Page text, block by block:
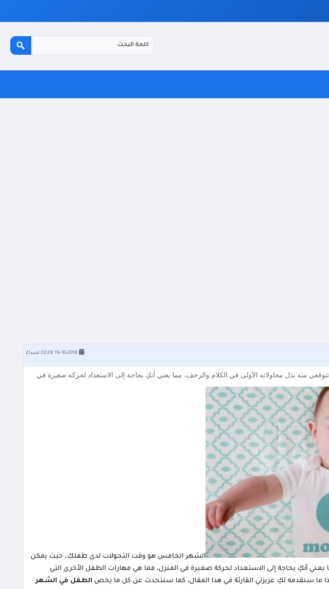
19-10-2018 03:28 مساءً
منه بذل محاولاته الأولى في الكلام والزحف، مما يعني أنكِ بحاجة إلى الاستعداد لحركة صغيرة في
الشهر الخامس هو وقت التحولات لدى طفلكِ، حيث يمكن
يعني أنكِ بحاجة إلى الاستعداد لحركة صغيرة في المنزل، فما هي مهارات الطفل الأخرى التي
ما سنقدمه لكِ عزيزتي القارئة في هذا المقال، كما سنتحدث عن كل ما يخص الطفل في الشهر